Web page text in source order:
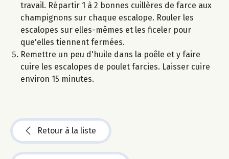
travail. Répartir 1 à 2 bonnes cuillères de farce aux
champignons sur chaque escalope. Rouler les
escalopes sur elles-mêmes et les ficeler pour
que'elles tiennent fermées.
Remettre un peu d'huile dans la poêle et y faire
cuire les escalopes de poulet farcies. Laisser cuire
environ 15 minutes.
Retour à la liste